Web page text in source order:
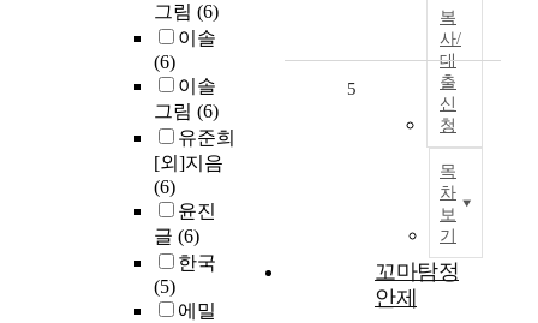
그림 (6)
이솔
(6)
이솔
그림 (6)
유준희
[외]지음
(6)
윤진
글 (6)
한국
(5)
에밀
복
사/
대
출
신
청
목
차
보
기
5
꼬마탐정
안제